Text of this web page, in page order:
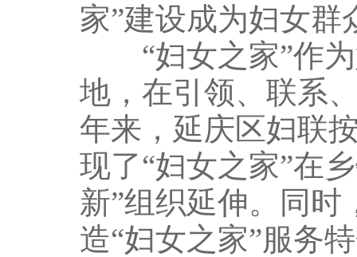
家”建设成为妇女群
“妇女之家”作为
地，在引领、联系
年来，延庆区妇联
现了“妇女之家”在
新”组织延伸。同
造“妇女之家”服务